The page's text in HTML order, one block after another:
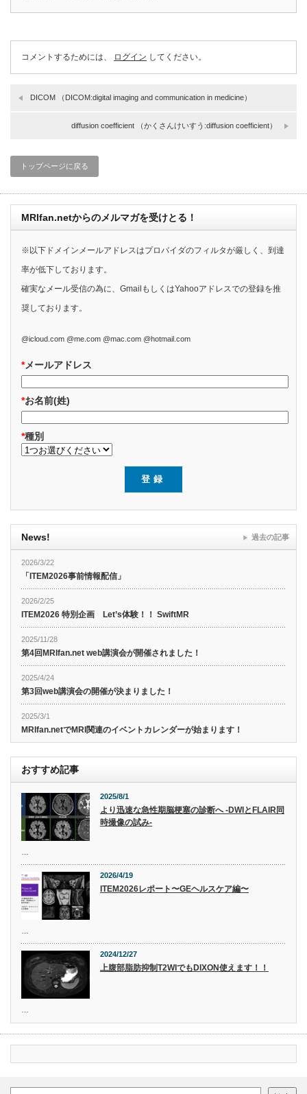
コメントするためには、 ログイン してください。
DICOM （DICOM:digital imaging and communication in medicine）
diffusion coefficient （かくさんけいすう:diffusion coefficient）
トップページに戻る
MRIfan.netからのメルマガを受けとる！
※以下ドメインメールアドレスはプロバイダのフィルタが厳しく、到達
率が低下しております。
確実なメール受信の為に、GmailもしくはYahooアドレスでの登録を推
奨しております。
@icloud.com @me.com @mac.com @hotmail.com
*メールアドレス
*お名前(姓)
*種別
News!
2026/3/22
「ITEM2026事前情報配信」
2026/2/25
ITEM2026 特別企画 Let’s体験！！ SwiftMR
2025/11/28
第4回MRIfan.net web講演会が開催されました！
2025/4/24
第3回web講演会の開催が決まりました！
2025/3/1
MRIfan.netでMRI関連のイベントカレンダーが始まります！
過去の記事
おすすめ記事
2025/8/1
より迅速な急性期脳梗塞の診断へ -DWIとFLAIR同
時撮像の試み-
2026/4/19
ITEM2026レポート〜GEヘルスケア編〜
2024/12/27
上腹部脂肪抑制T2WIでもDIXON使えます！！